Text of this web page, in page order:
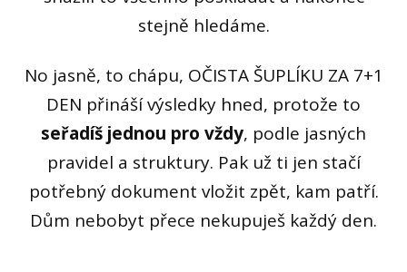
stejně hledáme.
No jasně, to chápu, OČISTA ŠUPLÍKU ZA 7+1
DEN přináší výsledky hned, protože to
seřadíš jednou pro vždy, podle jasných
pravidel a struktury. Pak už ti jen stačí
potřebný dokument vložit zpět, kam patří.
Dům nebobyt přece nekupuješ každý den.